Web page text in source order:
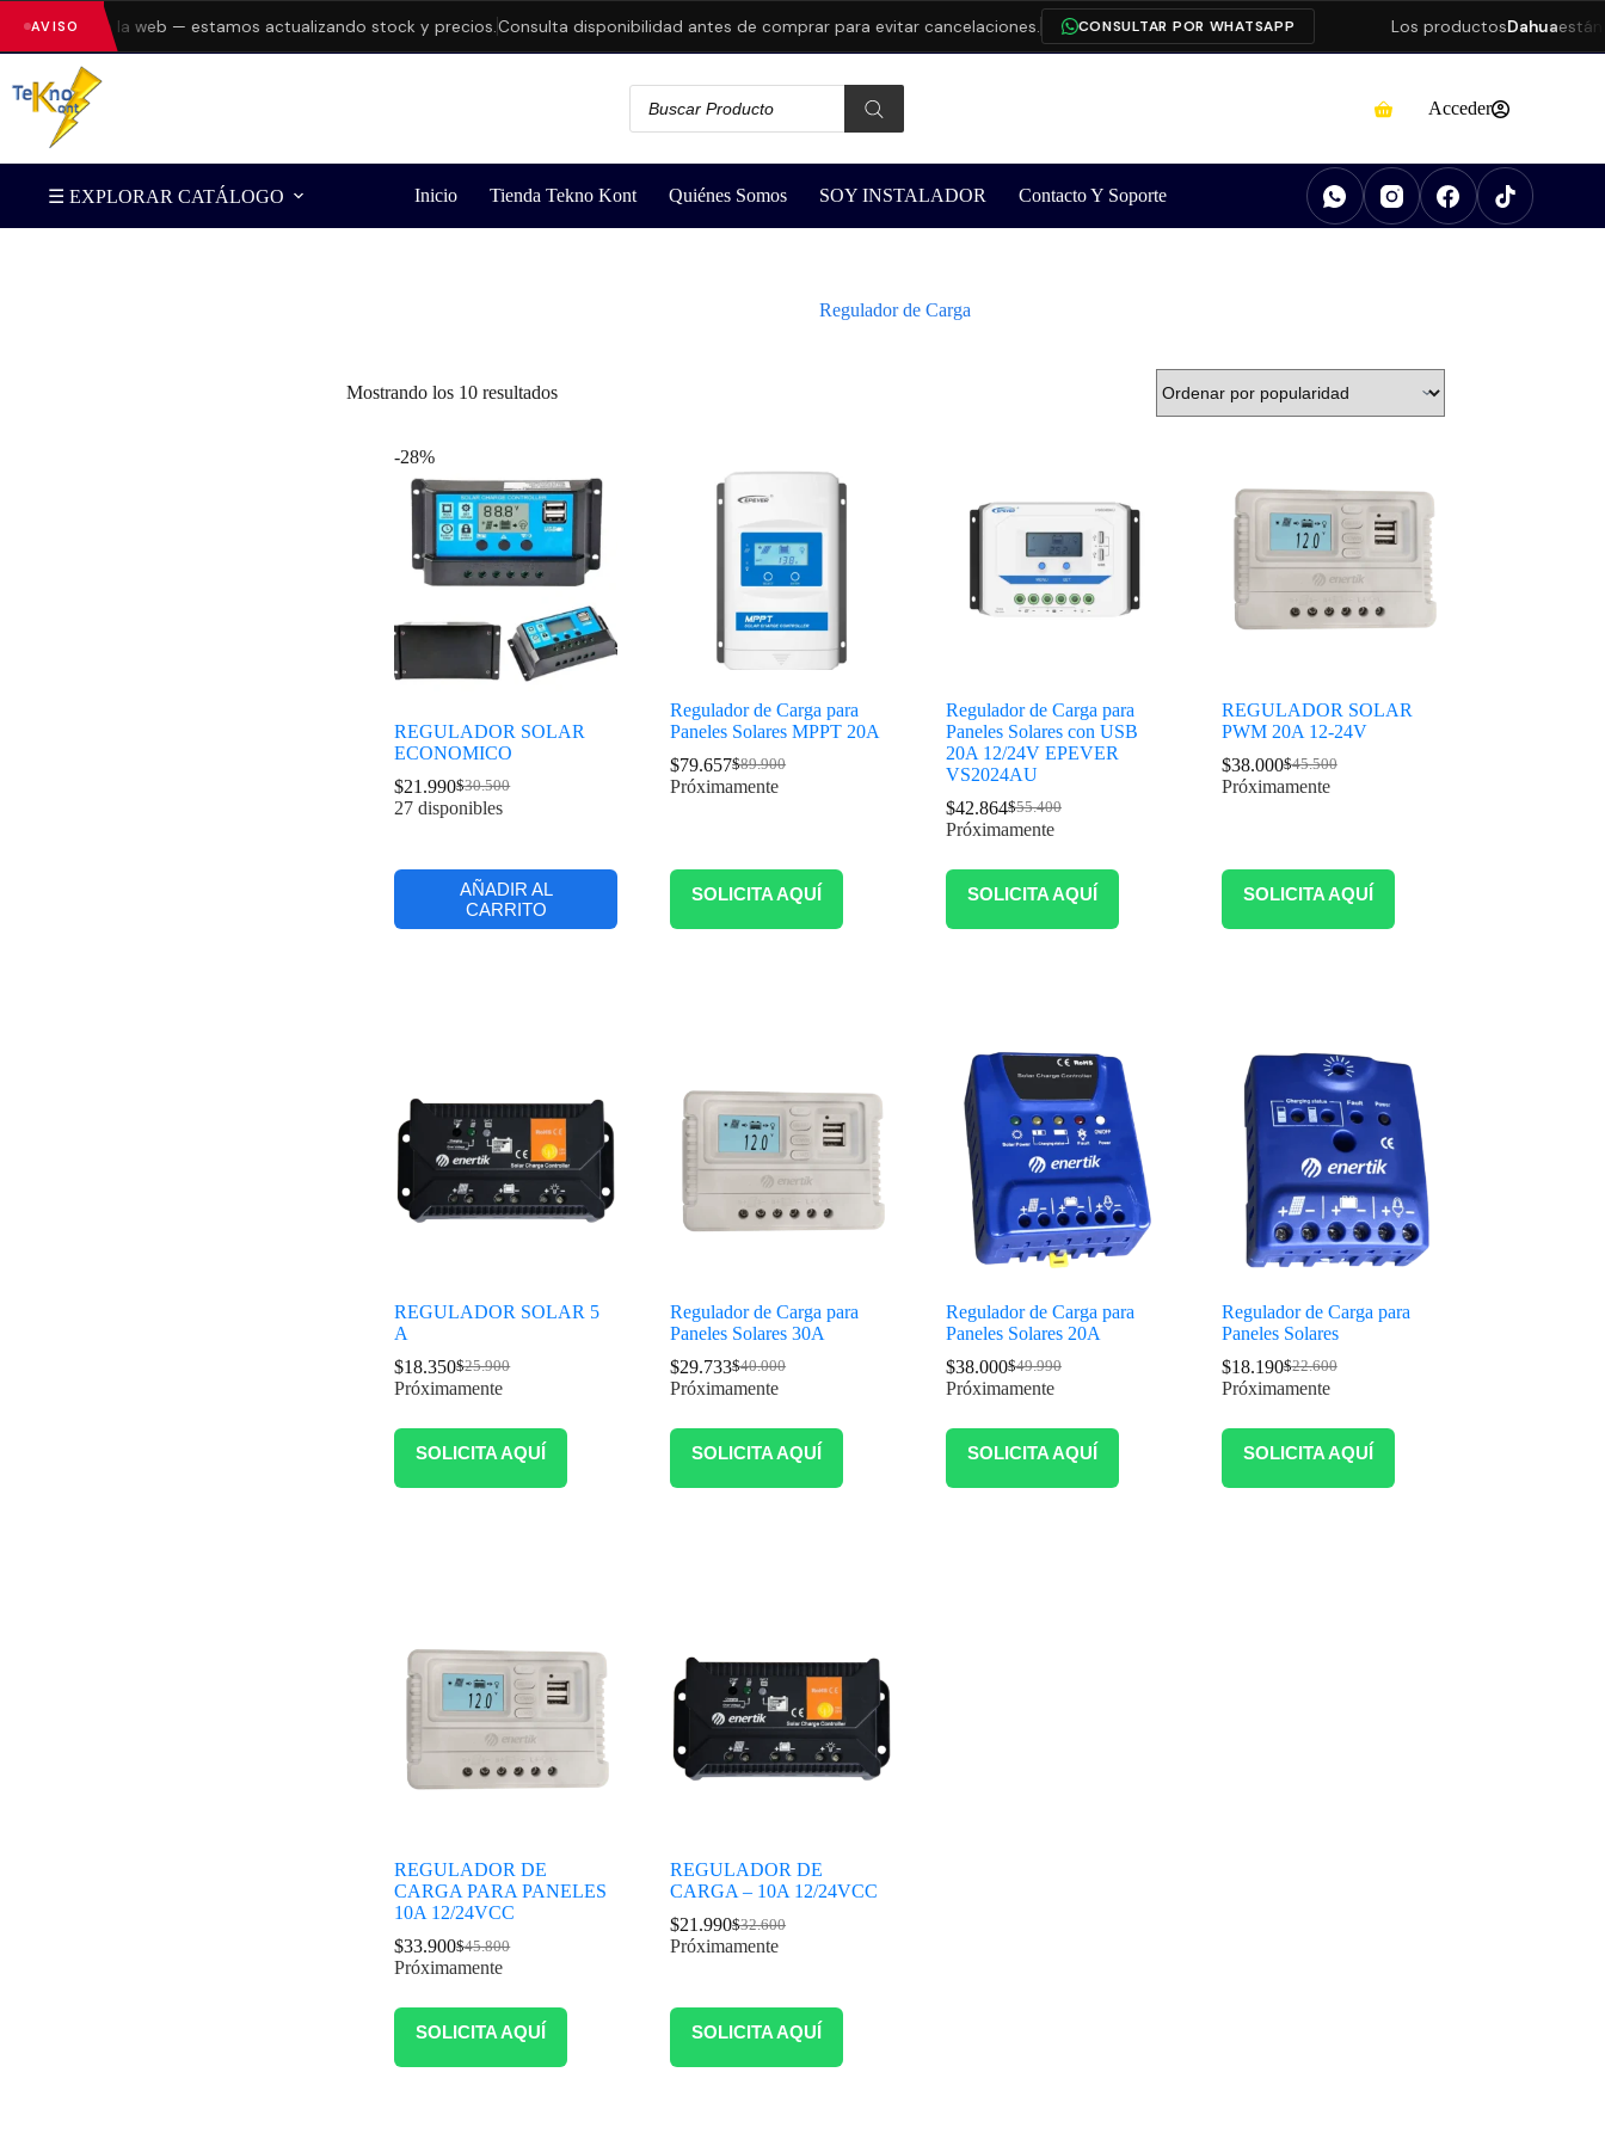
AVISO
errores en la web — estamos actualizando stock y precios.Consulta disponibilidad antes de comprar para evitar cancelaciones. CONSULTAR POR WHATSAPP Los productosDahuaestán
Acceder
☰ EXPLORAR CATÁLOGO Inicio Tienda Tekno Kont Quiénes Somos SOY INSTALADOR Contacto Y Soporte
Regulador de Carga
Mostrando los 10 resultados
-28%
REGULADOR SOLAR
ECONOMICO
$30.500
$21.990
27 disponibles
AÑADIR AL
CARRITO
Regulador de Carga para
Paneles Solares MPPT 20A
$89.900
$79.657
Próximamente
SOLICITA AQUÍ
Regulador de Carga para
Paneles Solares con USB
20A 12/24V EPEVER
VS2024AU
$55.400
$42.864
Próximamente
SOLICITA AQUÍ
REGULADOR SOLAR
PWM 20A 12-24V
$45.500
$38.000
Próximamente
SOLICITA AQUÍ
REGULADOR SOLAR 5
A
$25.900
$18.350
Próximamente
SOLICITA AQUÍ
Regulador de Carga para
Paneles Solares 30A
$40.000
$29.733
Próximamente
SOLICITA AQUÍ
Regulador de Carga para
Paneles Solares 20A
$49.990
$38.000
Próximamente
SOLICITA AQUÍ
Regulador de Carga para
Paneles Solares
$22.600
$18.190
Próximamente
SOLICITA AQUÍ
REGULADOR DE
CARGA PARA PANELES
10A 12/24VCC
$45.800
$33.900
Próximamente
SOLICITA AQUÍ
REGULADOR DE
CARGA – 10A 12/24VCC
$32.600
$21.990
Próximamente
SOLICITA AQUÍ